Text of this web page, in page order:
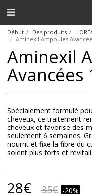
Début Des produits
Aminexil Ampoules
Aminexil
Avancées
Spécialement formulé
cheveux, ce traitement
cheveux et favorise des
seulement 6 semaines.
nourrit et fixe la fibre du
soient plus forts et
28€ 35€ -20%